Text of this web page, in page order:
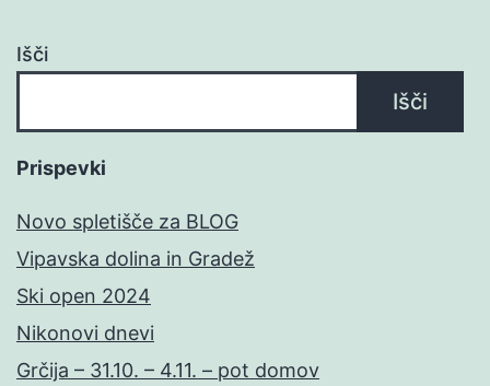
Išči
Išči
Prispevki
Novo spletišče za BLOG
Vipavska dolina in Gradež
Ski open 2024
Nikonovi dnevi
Grčija – 31.10. – 4.11. – pot domov